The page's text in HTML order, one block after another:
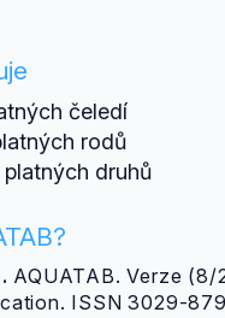
čeledí
rodů
platných druhů
AQUATAB. Verze (8/
ISSN 3029-